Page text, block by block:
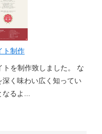
ト制作
を制作致しました。 な
く味わい広く知ってい
なるよ...